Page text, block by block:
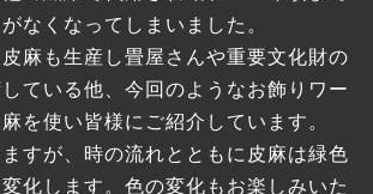
なくなってしまいました。
麻も生産し畳屋さんや重要文化財の
ている他、今回のようなお飾りワー
を使い皆様にご紹介しています。
すが、時の流れとともに皮麻は緑色
化します。色の変化もお楽しみいた